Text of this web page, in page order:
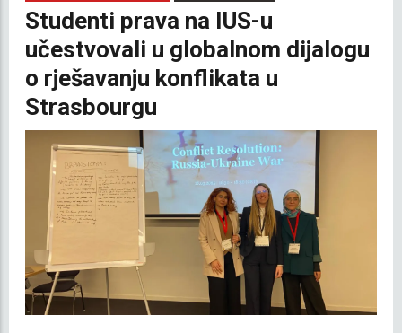
Studenti prava na IUS-u
učestvovali u globalnom dijalogu
o rješavanju konflikata u
Strasbourgu